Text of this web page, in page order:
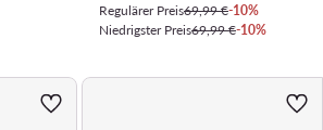
Regulärer Preis69,99 €-10%
Niedrigster Preis69,99 €-10%